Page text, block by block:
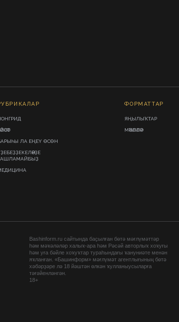
ЛА ЕҢЕҮ ӨСӨН
ФОРМАТТАР
ЯҢЫЛЫҠТАР
МӘҠӘЛӘЛӘР
Bashinform.ru сайтында баҫылған бөтә мәғлүмәттәр
һәм мәҡәләләр халыҡ-ара һәм Рәсәй авторлыҡ хоҡуғы
һәм уға бәйле хоҡуҡтар тураһындағы ҡануниәте менән
яҡланған. «Башинформ» мәғлүмәт агентлығының бөтә
хәбәрҙәре лә 18 йәштән өлкән ҡулланыусыларға
тәғәйенләнгән.
18+